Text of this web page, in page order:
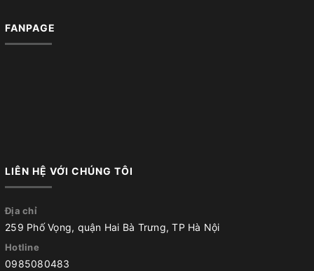
FANPAGE
LIÊN HỆ VỚI CHÚNG TÔI
Địa chỉ
259 Phố Vọng, quận Hai Bà Trưng, TP Hà Nội
Hotline
0985080483